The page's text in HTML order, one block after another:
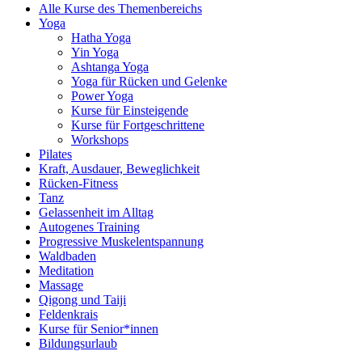
Alle Kurse des Themenbereichs
Yoga
Hatha Yoga
Yin Yoga
Ashtanga Yoga
Yoga für Rücken und Gelenke
Power Yoga
Kurse für Einsteigende
Kurse für Fortgeschrittene
Workshops
Pilates
Kraft, Ausdauer, Beweglichkeit
Rücken-Fitness
Tanz
Gelassenheit im Alltag
Autogenes Training
Progressive Muskelentspannung
Waldbaden
Meditation
Massage
Qigong und Taiji
Feldenkrais
Kurse für Senior*innen
Bildungsurlaub